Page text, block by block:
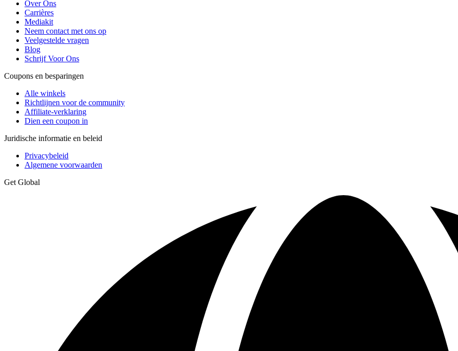
Over Ons
Carrières
Mediakit
Neem contact met ons op
Veelgestelde vragen
Blog
Schrijf Voor Ons
Coupons en besparingen
Alle winkels
Richtlijnen voor de community
Affiliate-verklaring
Dien een coupon in
Juridische informatie en beleid
Privacybeleid
Algemene voorwaarden
Get Global